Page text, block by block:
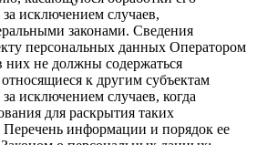
исключением случаев,
законами. Сведения
персональных данных Оператором
них не должны содержаться
к другим субъектам
исключением случаев, когда
для раскрытия таких
информации и порядок ее